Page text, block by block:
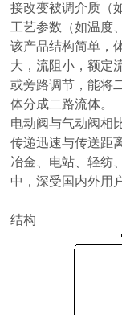
接改变被调介质（
工艺参数（如温度
该产品结构简单，
大，流阻小，额定
或旁路调节，能将
体分成二路流体。
电动阀与气动阀相
传递迅速与传送距
冶金、电站、轻纺
中，深受国内外用
结构